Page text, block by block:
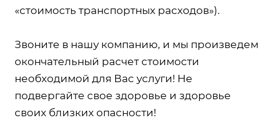
«стоимость транспортных расходов»).
Звоните в нашу компанию, и мы произведем
окончательный расчет стоимости
необходимой для Вас услуги! Не
подвергайте свое здоровье и здоровье
своих близких опасности!